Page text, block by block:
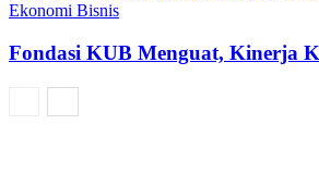
Ekonomi Bisnis
Fondasi KUB Menguat, Kinerja